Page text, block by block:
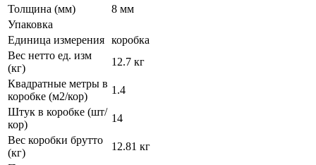
Толщина (мм)
8 мм
Упаковка
Единица измерения коробка
Вес нетто ед. изм
(кг)
12.7 кг
Квадратные метры в
коробке (м2/кор)
1.4
Штук в коробке (шт/
кор)
14
Вес коробки брутто
(кг)
12.81 кг